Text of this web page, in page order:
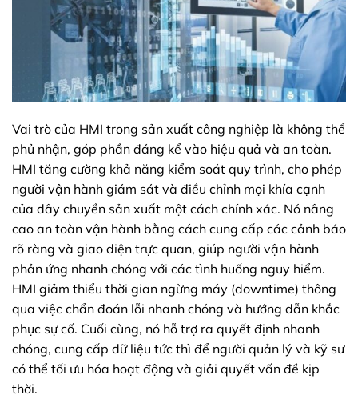
Vai trò của HMI trong sản xuất công nghiệp là không thể
phủ nhận, góp phần đáng kể vào hiệu quả và an toàn.
HMI tăng cường khả năng kiểm soát quy trình, cho phép
người vận hành giám sát và điều chỉnh mọi khía cạnh
của dây chuyền sản xuất một cách chính xác. Nó nâng
cao an toàn vận hành bằng cách cung cấp các cảnh báo
rõ ràng và giao diện trực quan, giúp người vận hành
phản ứng nhanh chóng với các tình huống nguy hiểm.
HMI giảm thiểu thời gian ngừng máy (downtime) thông
qua việc chẩn đoán lỗi nhanh chóng và hướng dẫn khắc
phục sự cố. Cuối cùng, nó hỗ trợ ra quyết định nhanh
chóng, cung cấp dữ liệu tức thì để người quản lý và kỹ sư
có thể tối ưu hóa hoạt động và giải quyết vấn đề kịp
thời.